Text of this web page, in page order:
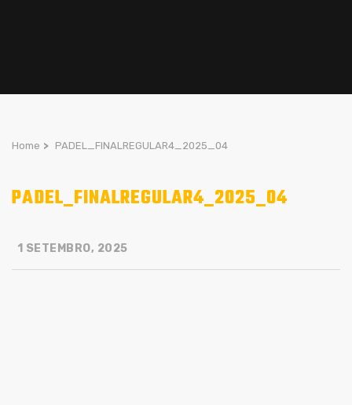
Home > PADEL_FINALREGULAR4_2025_04
PADEL_FINALREGULAR4_2025_04
1 SETEMBRO, 2025